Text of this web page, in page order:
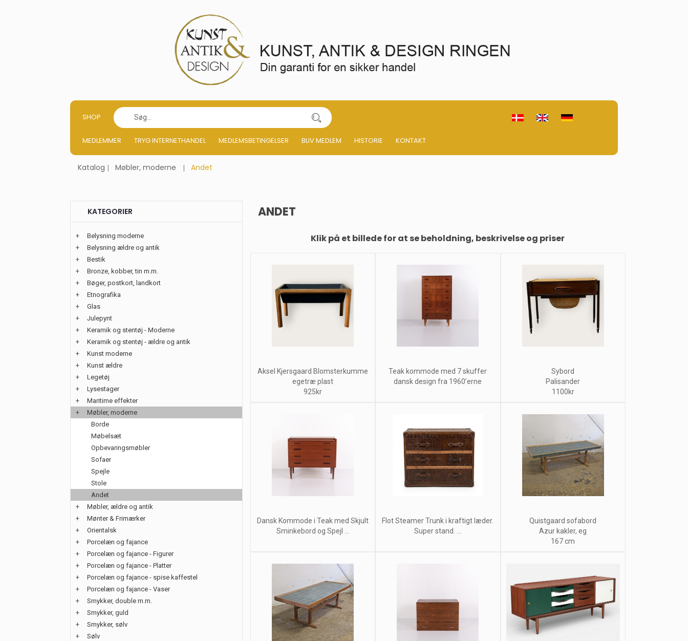
SHOP
MEDLEMMER TRYG INTERNETHANDEL MEDLEMSBETINGELSER BLIV MEDLEM HISTORIE KONTAKT
Katalog Møbler, moderne Andet
ANDET
Klik på et billede for at se beholdning, beskrivelse og priser
Aksel Kjersgaard Blomsterkumme
egetræ plast
925kr
Teak kommode med 7 skuffer
dansk design fra 1960’erne
Sybord
Palisander
1100kr
Dansk Kommode i Teak med Skjult
Sminkebord og Spejl ...
Flot Steamer Trunk i kraftigt læder.
Super stand. ...
Quistgaard sofabord
Azur kakler, eg
167 cm
KATEGORIER
+
Belysning moderne
+
Belysning ældre og antik
+
Bestik
+
Bronze, kobber, tin m.m.
+
Bøger, postkort, landkort
+
Etnografika
+
Glas
+
Julepynt
+
Keramik og stentøj - Moderne
+
Keramik og stentøj - ældre og antik
+
Kunst moderne
+
Kunst ældre
+
Legetøj
+
Lysestager
+
Maritime effekter
+
Møbler, moderne
Borde
Møbelsæt
Opbevaringsmøbler
Sofaer
Spejle
Stole
Andet
+
Møbler, ældre og antik
+
Mønter & Frimærker
+
Orientalsk
+
Porcelæn og fajance
+
Porcelæn og fajance - Figurer
+
Porcelæn og fajance - Platter
+
Porcelæn og fajance - spise kaffestel
+
Porcelæn og fajance - Vaser
+
Smykker, double m.m.
+
Smykker, guld
+
Smykker, sølv
+
Sølv